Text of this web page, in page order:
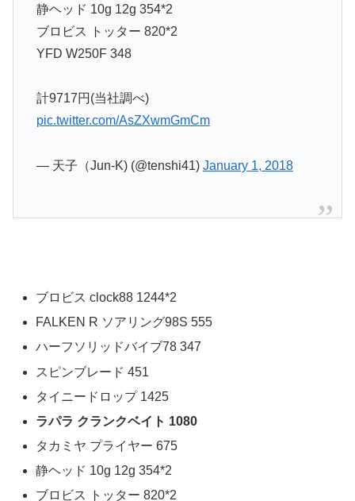
静ヘッド 10g 12g 354*2
ブロビス トッター 820*2
YFD W250F 348
計9717円(当社調べ)
pic.twitter.com/AsZXwmGmCm
— 天子（Jun-K) (@tenshi41) January 1, 2018
ブロビス clock88 1244*2
FALKEN R ソアリング98S 555
ハーフソリッドバイブ78 347
スピンブレード 451
タイニードロップ 1425
ラパラ クランクベイト 1080
タカミヤ プライヤー 675
静ヘッド 10g 12g 354*2
ブロビス トッター 820*2